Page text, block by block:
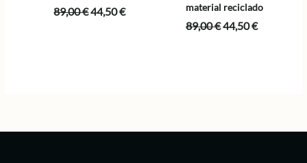
89,00€El
44,50€El
material reciclado
89,00€El
44,50€El